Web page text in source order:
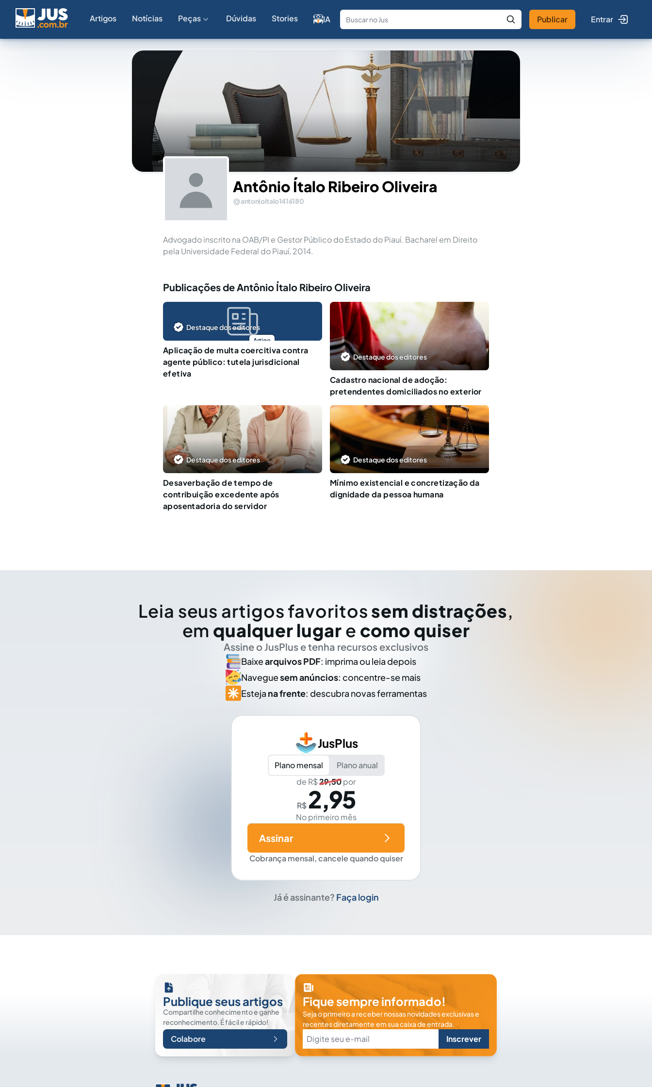
Artigos Notícias Peças Dúvidas Stories IA
Fale com a IA Buscar no Jus
Publicar Entrar
Antônio Ítalo Ribeiro Oliveira
antonioitalo1416180
Advogado inscrito na OAB/PI e Gestor Público do Estado do Piauí. Bacharel em Direito
pela Universidade Federal do Piauí, 2014.
Publicações de Antônio Ítalo Ribeiro Oliveira
Artigo
Destaque dos editores
Aplicação de multa coercitiva contra
agente público: tutela jurisdicional
efetiva
Destaque dos editores
Cadastro nacional de adoção:
pretendentes domiciliados no exterior
Destaque dos editores
Desaverbação de tempo de
contribuição excedente após
aposentadoria do servidor
Destaque dos editores
Mínimo existencial e concretização da
dignidade da pessoa humana
Leia seus artigos favoritos sem distrações,
em qualquer lugar e como quiser
Assine o JusPlus e tenha recursos exclusivos
Baixearquivos PDF: imprima ou leia depois
Naveguesem anúncios: concentre-se mais
Esteja na frente: descubra novas ferramentas
JusPlus
Plano mensal
Plano anual
de R$29,50por
R$ 2,95
No primeiro mês
Cobrança mensal, cancele quando quiser
Assinar
Já é assinante? Faça login
Publique seus artigos
Compartilhe conhecimento e ganhe
reconhecimento. É fácil e rápido!
Colabore
Fique sempre informado!
Seja o primeiro a receber nossas novidades exclusivas e
recentes diretamente em sua caixa de entrada.
Inscrever